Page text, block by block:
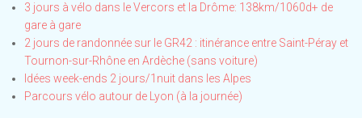
3 jours à vélo dans le Vercors et la Drôme: 138km/1060d+ de
gare à gare
2 jours de randonnée sur le GR42 : itinérance entre Saint-Péray et
Tournon-sur-Rhône en Ardèche (sans voiture)
Idées week-ends 2 jours/1nuit dans les Alpes
Parcours vélo autour de Lyon (à la journée)